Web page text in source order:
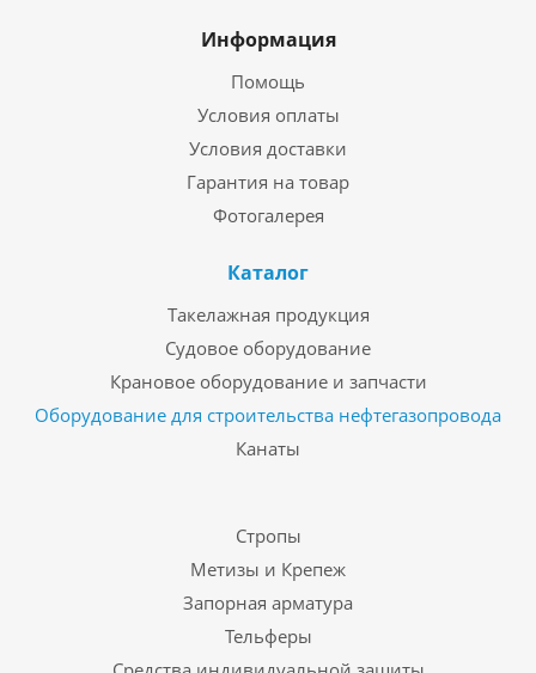
Информация
Помощь
Условия оплаты
Условия доставки
Гарантия на товар
Фотогалерея
Каталог
Такелажная продукция
Судовое оборудование
Крановое оборудование и запчасти
Оборудование для строительства нефтегазопровода
Канаты
Стропы
Метизы и Крепеж
Запорная арматура
Тельферы